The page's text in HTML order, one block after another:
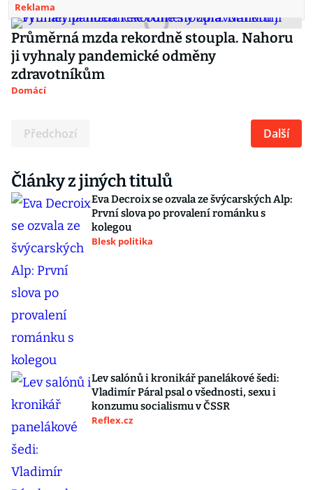
Reklama
Průměrná mzda rekordně stoupla. Nahoru
ji vyhnaly pandemické odměny
zdravotníkům
Domácí
Předchozí Další
Články z jiných titulů
Eva Decroix se ozvala ze švýcarských Alp:
První slova po provalení románku s
kolegou
Blesk politika
Lev salónů i kronikář panelákové šedi:
Vladimír Páral psal o všednosti, sexu i
konzumu socialismu v ČSSR
Reflex.cz